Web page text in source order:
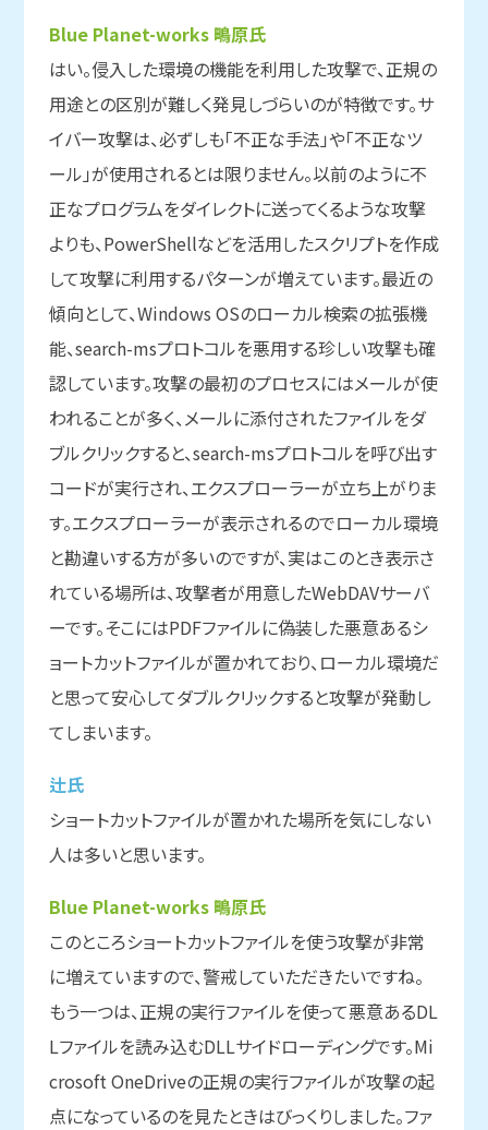
Blue Planet-works 鴫原氏
はい。侵入した環境の機能を利用した攻撃で、正規の
用途との区別が難しく発見しづらいのが特徴です。サ
イバー攻撃は、必ずしも「不正な手法」や「不正なツ
ール」が使用されるとは限りません。以前のように不
正なプログラムをダイレクトに送ってくるような攻撃
よりも、PowerShellなどを活用したスクリプトを作成
して攻撃に利用するパターンが増えています。最近の
傾向として、Windows OSのローカル検索の拡張機
能、search-msプロトコルを悪用する珍しい攻撃も確
認しています。攻撃の最初のプロセスにはメールが使
われることが多く、メールに添付されたファイルをダ
ブルクリックすると、search-msプロトコルを呼び出す
コードが実行され、エクスプローラーが立ち上がりま
す。エクスプローラーが表示されるのでローカル環境
と勘違いする方が多いのですが、実はこのとき表示さ
れている場所は、攻撃者が用意したWebDAVサーバ
ーです。そこにはPDFファイルに偽装した悪意あるシ
ョートカットファイルが置かれており、ローカル環境だ
と思って安心してダブルクリックすると攻撃が発動し
てしまいます。
辻氏
ショートカットファイルが置かれた場所を気にしない
人は多いと思います。
Blue Planet-works 鴫原氏
このところショートカットファイルを使う攻撃が非常
に増えていますので、警戒していただきたいですね。
もう一つは、正規の実行ファイルを使って悪意あるDL
Lファイルを読み込むDLLサイドローディングです。Mi
crosoft OneDriveの正規の実行ファイルが攻撃の起
点になっているのを見たときはびっくりしました。ファ